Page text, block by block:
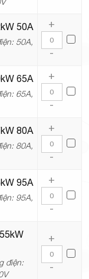
50A
50A,
+
-
65A
65A,
+
-
80A
80A,
+
-
95A
95A,
+
-
điện:
+
-